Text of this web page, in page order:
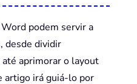
podem servir a
desde dividir
aprimorar o layout
artigo irá guiá-lo por